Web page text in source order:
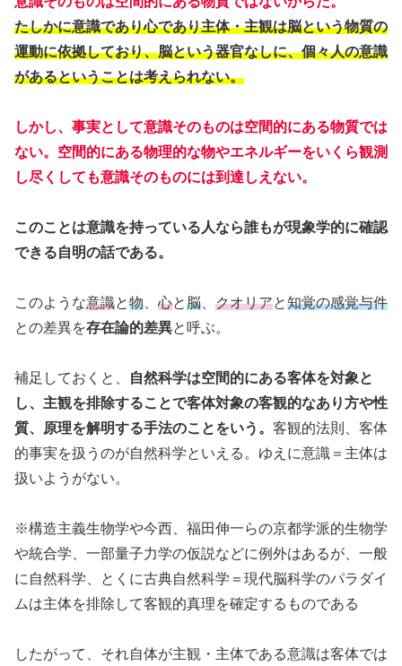
たしかに意識であり心であり主体・主観は脳という物質の
運動に依拠しており、脳という器官なしに、個々人の意識
があるということは考えられない。
しかし、事実として意識そのものは空間的にある物質では
ない。空間的にある物理的な物やエネルギーをいくら観測
し尽くしても意識そのものには到達しえない。
このことは意識を持っている人なら誰もが現象学的に確認
できる自明の話である。
このような意識と物 心と脳 クオリアと知覚の感覚与件
との差異を存在論的差異と呼ぶ。
補足しておくと、
自然科学は空間的にある客体を対象と
し、主観を排除することで客体対象の客観的なあり方や性
質、原理を解明する手法のことをいう。 客観的法則、客体
的事実を扱うのが自然科学といえる。ゆえに意識＝主体は
扱いようがない。
※構造主義生物学や今西、福田伸一らの京都学派的生物学
や統合学、一部量子力学の仮説などに例外はあるが、一般
に自然科学、とくに古典自然科学＝現代脳科学のパラダイ
ムは主体を排除して客観的真理を確定するものである
したがって、それ自体が主観・主体である意識は客体では